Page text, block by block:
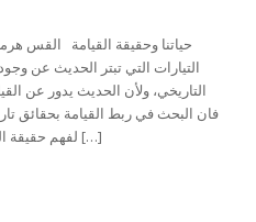
حياتنا وحقيقة القيامة القس
التيارات التي تبتر الحديث عن
التاريخي، ولأن الحديث يدور عن
فان البحث في ربط القيامة بحقائق
لفهم حقيقة القيامة وتجلي الله في يسوع. هذا ما […]